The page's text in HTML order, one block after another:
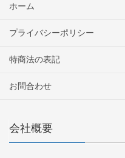
ホーム
プライバシーポリシー
特商法の表記
お問合わせ
会社概要